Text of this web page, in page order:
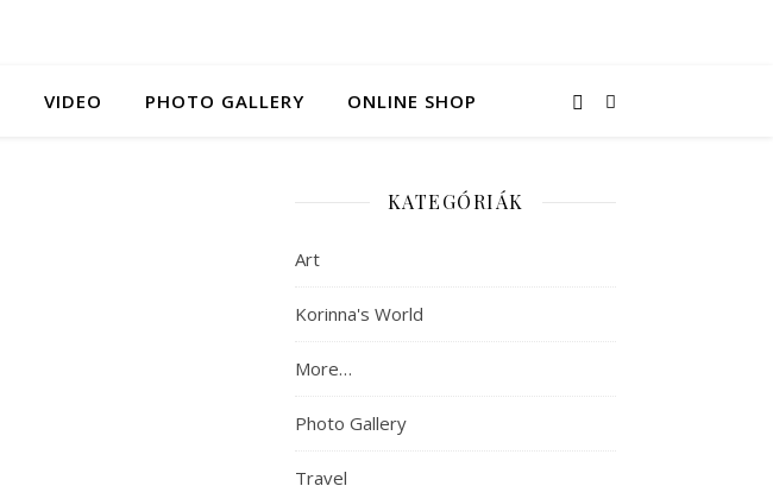
VIDEO PHOTO GALLERY ONLINE SHOP
KATEGÓRIÁK
Art
Korinna's World
More…
Photo Gallery
Travel